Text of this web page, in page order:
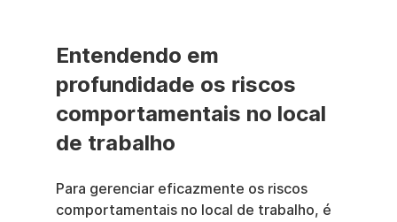
Entendendo em
profundidade os riscos
comportamentais no local
de trabalho
Para gerenciar eficazmente os riscos
comportamentais no local de trabalho, é